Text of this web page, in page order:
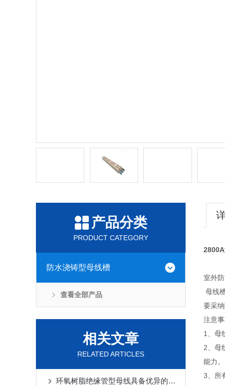
产品分类
PRODUCT CATEGORY
防水浇铸型母线槽
查看全部产品
相关文章
RELATED ARTICLES
环氧树脂绝缘管型母线具备优异的电气绝缘性能
室外防
母线
要采纳
注意事
1、母
2、母
能力。
3、所